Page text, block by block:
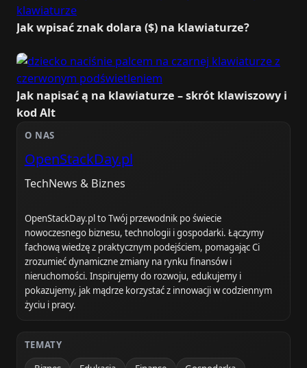
Jak wpisać znak dolara ($) na klawiaturze?
Jak napisać ą na klawiaturze – skrót klawiszowy i
kod Alt
O NAS
OpenStackDay.pl
TechNews & Biznes
OpenStackDay.pl to Twój przewodnik po świecie
nowoczesnego biznesu, technologii i gospodarki. Łączymy
fachową wiedzę z praktycznym podejściem, pomagając Ci
zrozumieć dynamiczne zmiany na rynku finansów i
nieruchomości. Inspirujemy do rozwoju, edukujemy i
pokazujemy, jak mądrze korzystać z innowacji w codziennym
życiu i pracy.
TEMATY